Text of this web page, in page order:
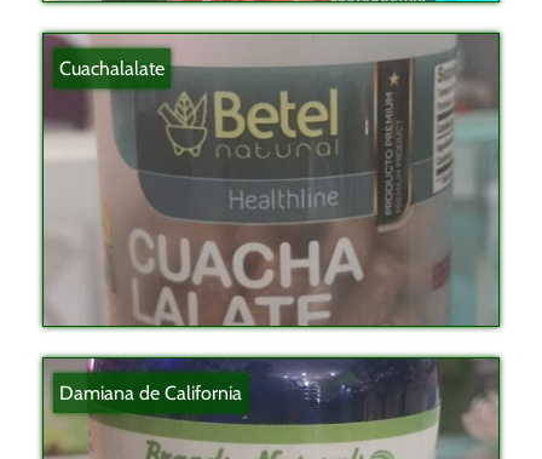
Cuachalalate
Damiana de California